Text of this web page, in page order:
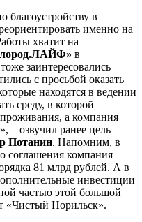
благоустройству в
именно на
хватит на
в
заинтересовались
с просьбой оказать
находятся в ведении
среду, в которой
а компания
– озвучил ранее цель
Потанин. Напомним, в
соглашения компания
81 млрд рублей. А в
инвестиции
частью этой большой
«Чистый Норильск».